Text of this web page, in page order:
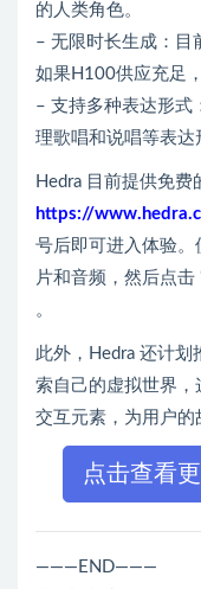
的人类角色。
– 无限时长生成：目
如果H100供应充足
– 支持多种表达形式
理歌唱和说唱等表达
Hedra 目前提供免费
https://
号后即可进入体验。
片和音频，然后点击
。
此外，Hedra 还计
索自己的虚拟世界，
交互元素，为用户的
点击查看
———END———